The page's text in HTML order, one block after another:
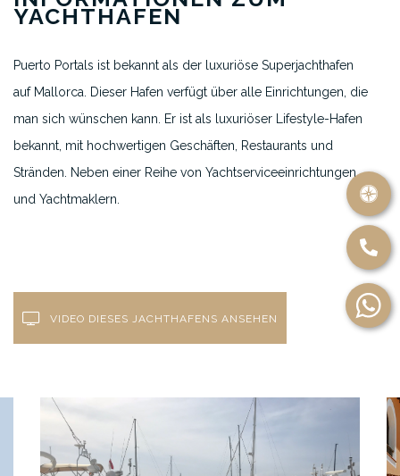
YACHTHAFEN
Puerto Portals ist bekannt als der luxuriöse Superjachthafen
auf Mallorca. Dieser Hafen verfügt über alle Einrichtungen, die
man sich wünschen kann. Er ist als luxuriöser Lifestyle-Hafen
bekannt, mit hochwertigen Geschäften, Restaurants und
Stränden.
Neben einer Reihe von Yachtserviceeinrichtungen
und Yachtmaklern.
VIDEO DIESES JACHTHAFENS ANSEHEN